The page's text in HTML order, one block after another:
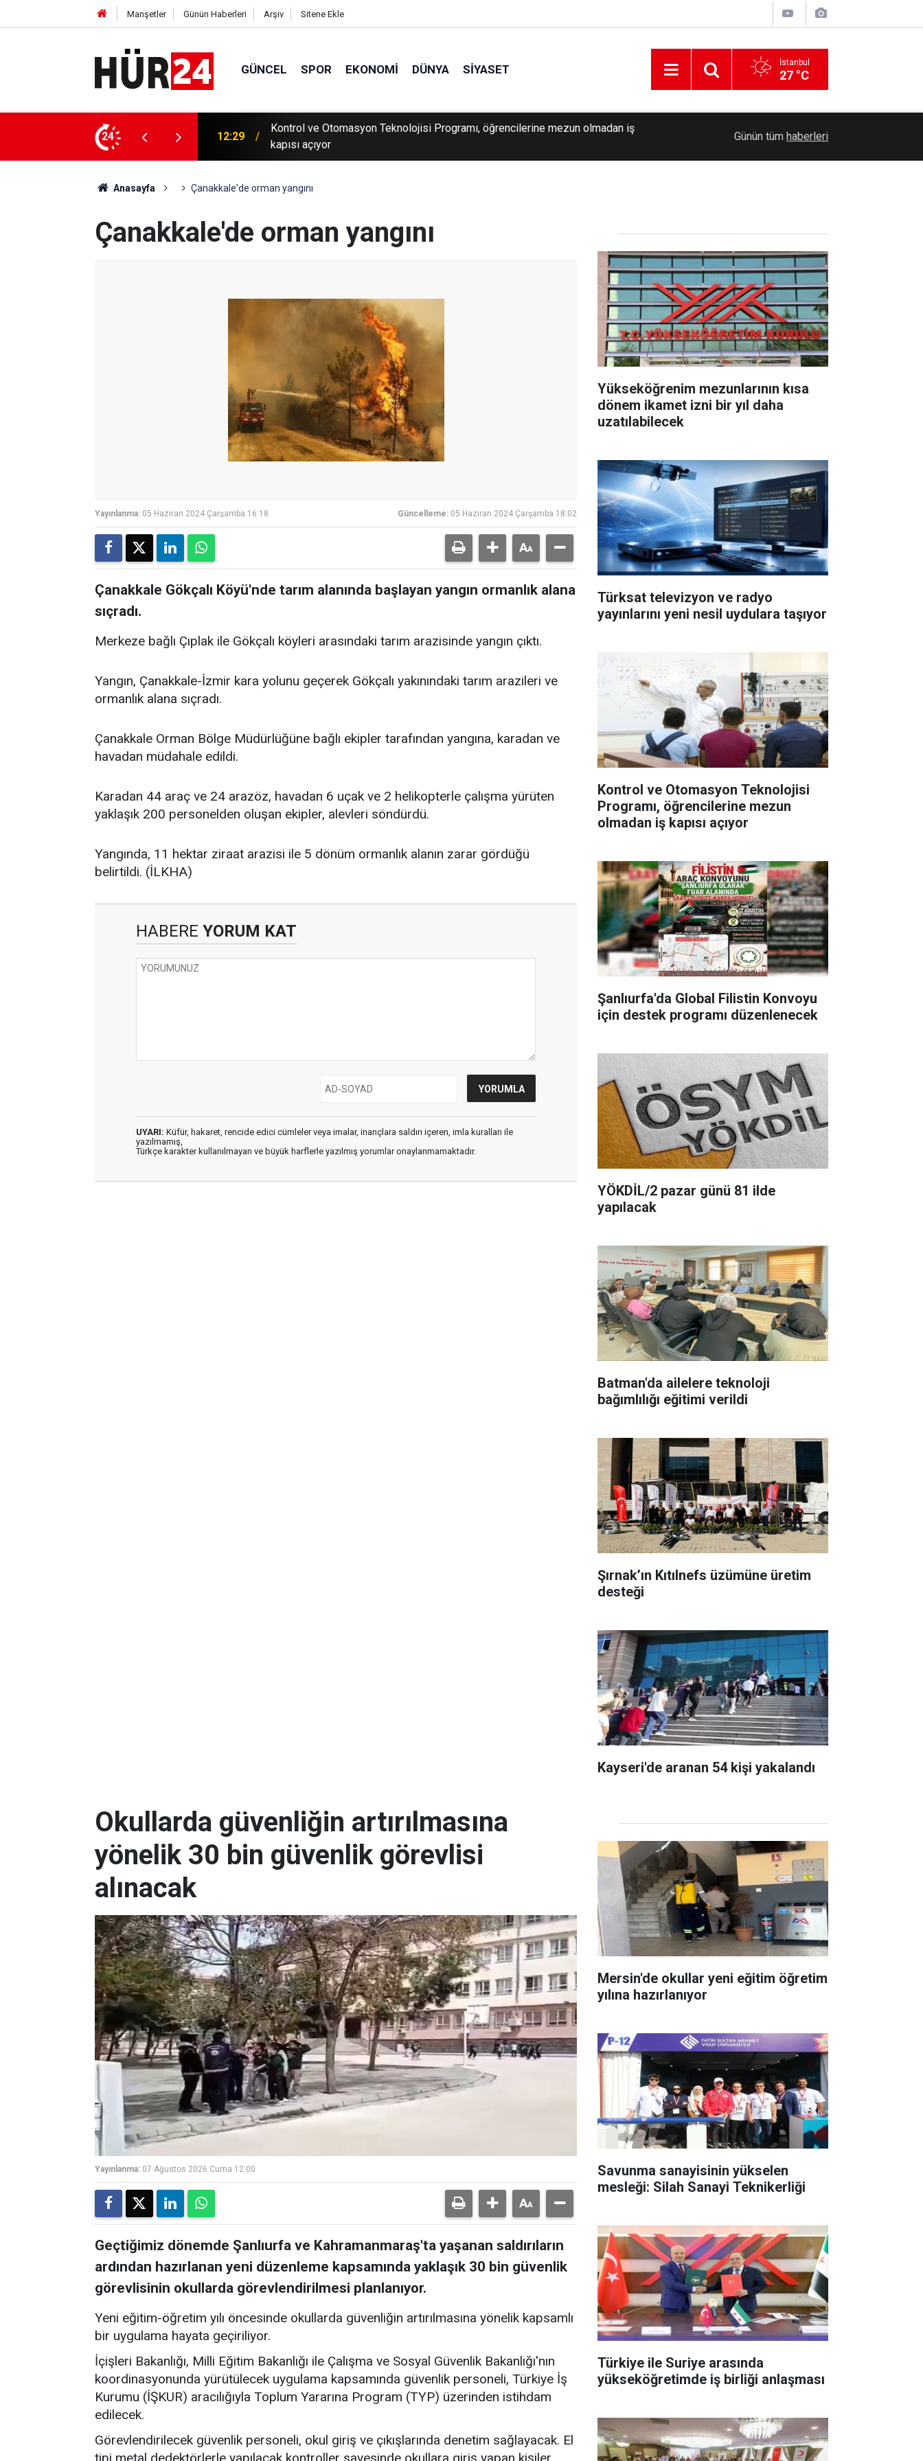
Manşetler Günün Haberleri Arşiv Sitene Ekle
GÜNCEL SPOR EKONOMI DÜNYA SIYASET İstanbul
27 °C
24
öğrencilerine mezun olmadan iş
12:17
Uzmanından güneşten korunma uyarısı: Güneş lekelerinin yanı sıra bazı cilt
kanserlerine de yol açabilir
Şanlıurfa'da Global Filistin Konvoyu için
Günün tüm haberleri
Anasayfa Çanakkale'de orman yangını
Çanakkale'de orman yangını
Yayınlanma: 05 Haziran 2024 Çarşamba 16:18 Güncelleme: 05 Haziran 2024 Çarşamba 18:02
Çanakkale Gökçalı Köyü'nde tarım alanında başlayan yangın ormanlık alana
sıçradı.
Merkeze bağlı Çıplak ile Gökçalı köyleri arasındaki tarım arazisinde yangın çıktı.
Yangın, Çanakkale-İzmir kara yolunu geçerek Gökçalı yakınındaki tarım arazileri ve
ormanlık alana sıçradı.
Çanakkale Orman Bölge Müdürlüğüne bağlı ekipler tarafından yangına, karadan ve
havadan müdahale edildi.
Karadan 44 araç ve 24 arazöz, havadan 6 uçak ve 2 helikopterle çalışma yürüten
yaklaşık 200 personelden oluşan ekipler, alevleri söndürdü.
Yangında, 11 hektar ziraat arazisi ile 5 dönüm ormanlık alanın zarar gördüğü
belirtildi. (İLKHA)
HABERE YORUM KAT
UYARI: Küfür, hakaret, rencide edici cümleler veya imalar, inançlara saldırı içeren, imla kuralları ile
yazılmamış,
Türkçe karakter kullanılmayan ve büyük harflerle yazılmış yorumlar onaylanmamaktadır.
Yükseköğrenim mezunlarının kısa
dönem ikamet izni bir yıl daha
uzatılabilecek
Türksat televizyon ve radyo
yayınlarını yeni nesil uydulara taşıyor
Kontrol ve Otomasyon Teknolojisi
Programı, öğrencilerine mezun
olmadan iş kapısı açıyor
Şanlıurfa'da Global Filistin Konvoyu
için destek programı düzenlenecek
YÖKDİL/2 pazar günü 81 ilde
yapılacak
Batman'da ailelere teknoloji
bağımlılığı eğitimi verildi
Şırnak’ın Kıtılnefs üzümüne üretim
desteği
Kayseri'de aranan 54 kişi yakalandı
Okullarda güvenliğin artırılmasına
yönelik 30 bin güvenlik görevlisi
alınacak
Yayınlanma: 07 Ağustos 2026 Cuma 12:00
Geçtiğimiz dönemde Şanlıurfa ve Kahramanmaraş'ta yaşanan saldırıların
ardından hazırlanan yeni düzenleme kapsamında yaklaşık 30 bin güvenlik
görevlisinin okullarda görevlendirilmesi planlanıyor.
Yeni eğitim-öğretim yılı öncesinde okullarda güvenliğin artırılmasına yönelik kapsamlı
bir uygulama hayata geçiriliyor.
İçişleri Bakanlığı, Milli Eğitim Bakanlığı ile Çalışma ve Sosyal Güvenlik Bakanlığı'nın
koordinasyonunda yürütülecek uygulama kapsamında güvenlik personeli, Türkiye İş
Kurumu (İŞKUR) aracılığıyla Toplum Yararına Program (TYP) üzerinden istihdam
edilecek.
Görevlendirilecek güvenlik personeli, okul giriş ve çıkışlarında denetim sağlayacak. El
tipi metal dedektörlerle yapılacak kontroller sayesinde okullara giriş yapan kişiler
Mersin'de okullar yeni eğitim öğretim
yılına hazırlanıyor
Savunma sanayisinin yükselen
mesleği: Silah Sanayi Teknikerliği
Türkiye ile Suriye arasında
yükseköğretimde iş birliği anlaşması